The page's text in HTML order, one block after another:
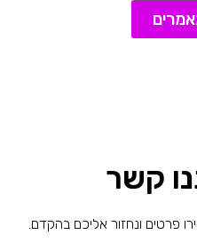
קשר
פרטים ונחזור אליכם בהקדם.